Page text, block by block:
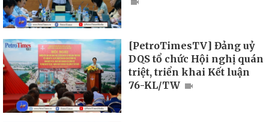
[PetroTimesTV] Đảng uỷ
DQS tổ chức Hội nghị quán
triệt, triển khai Kết luận
76-KL/TW